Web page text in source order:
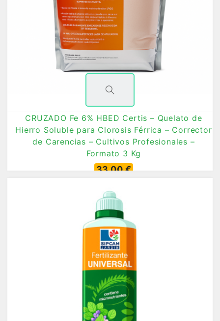
CRUZADO Fe 6% HBED Certis – Quelato de
Hierro Soluble para Clorosis Férrica – Corrector
de Carencias – Cultivos Profesionales –
Formato 3 Kg
33,00 €